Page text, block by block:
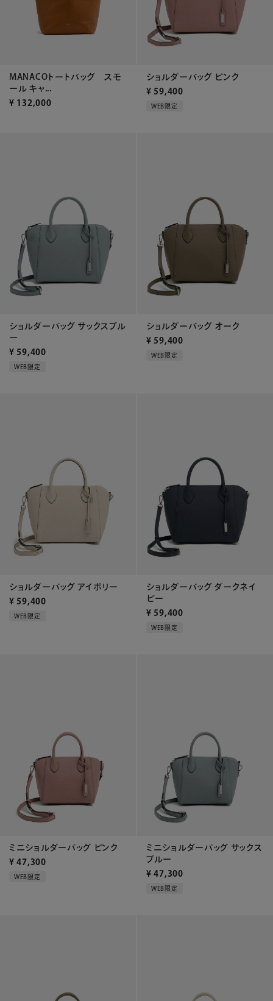
MANACOトートバッグ スモ
ール キャ...
¥ 132,000
ショルダーバッグ ピンク
¥ 59,400
WEB限定
ショルダーバッグ サックスブル
ー
¥ 59,400
WEB限定
ショルダーバッグ オーク
¥ 59,400
WEB限定
ショルダーバッグ アイボリー
¥ 59,400
WEB限定
ショルダーバッグ ダークネイ
ビー
¥ 59,400
WEB限定
ミニショルダーバッグ ピンク
¥ 47,300
WEB限定
ミニショルダーバッグ サックス
ブルー
¥ 47,300
WEB限定